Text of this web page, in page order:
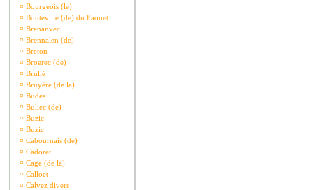
¤ Bourgeois (le)
¤ Bouteville (de) du Faouet
¤ Brenanvec
¤ Brennalen (de)
¤ Breton
¤ Broerec (de)
¤ Brullé
¤ Bruyère (de la)
¤ Budes
¤ Buliec (de)
¤ Buzic
¤ Buzic
¤ Cabournais (de)
¤ Cadoret
¤ Cage (de la)
¤ Calloet
¤ Calvez divers